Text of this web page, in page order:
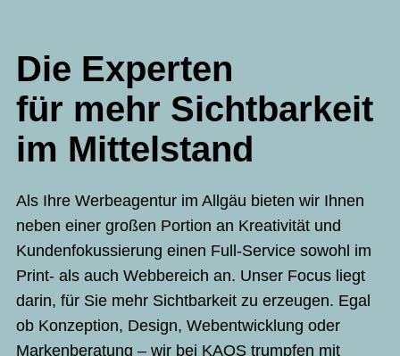
Die Experten
für mehr Sichtbarkeit
im Mittelstand
Als Ihre Werbeagentur im Allgäu bieten wir Ihnen
neben einer großen Portion an Kreativität und
Kundenfokussierung einen Full-Service sowohl im
Print- als auch Webbereich an. Unser Focus liegt
darin, für Sie mehr Sichtbarkeit zu erzeugen. Egal
ob Konzeption, Design, Webentwicklung oder
Markenberatung – wir bei KAOS trumpfen mit